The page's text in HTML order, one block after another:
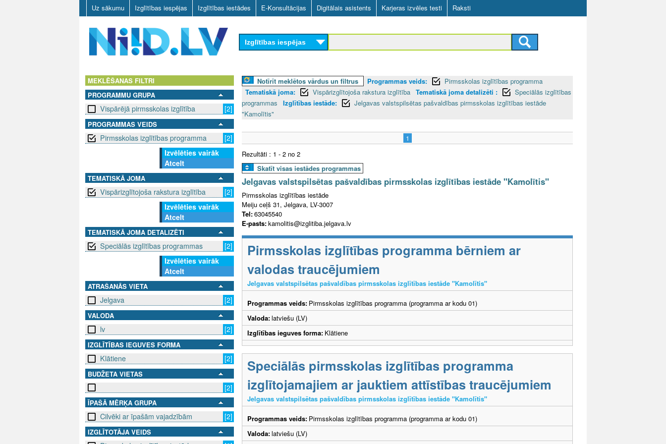
Skip
to
main
content
Uz sākumu Izglītības iespējas Izglītības iestādes E-Konsultācijas Digitālais asistents Karjeras izvēles testi Raksti
D
V
Izglītības iespējas
MEKLĒŠANAS FILTRI
PROGRAMMU GRUPA
Vispārējā pirmsskolas izglītība [2]
PROGRAMMAS VEIDS
Pirmsskolas izglītības programma
[2]
Izvēlēties vairāk
Atcelt
TEMATISKĀ JOMA
Vispārizglītojoša rakstura izglītība
[2]
Izvēlēties vairāk
Atcelt
TEMATISKĀ JOMA DETALIZĒTI
Speciālās izglītības programmas
[2]
Izvēlēties vairāk
Atcelt
ATRAŠANĀS VIETA
Jelgava [2]
VALODA
lv [2]
IZGLĪTĪBAS IEGUVES FORMA
Klātiene [2]
BUDŽETA VIETAS
[2]
ĪPAŠĀ MĒRĶA GRUPA
Cilvēki ar īpašām vajadzībām [2]
IZGLĪTOTĀJA VEIDS
Notīrīt meklētos vārdus un filtrus Programmas veids:
Pirmsskolas izglītības programma
Tematiskā joma:
Vispārizglītojoša rakstura izglītība Tematiskā joma detalizēti :
Speciālās izglītības
programmas
Izglītības iestāde:
Jelgavas valstspilsētas pašvaldības pirmsskolas izglītības iestāde
"Kamolītis"
1
Rezultāti : 1 - 2 no 2
Skatīt visas iestādes programmas
Jelgavas valstspilsētas pašvaldības pirmsskolas izglītības iestāde "Kamolītis"
Pirmsskolas izglītības iestāde
Meiju ceļš 31, Jelgava, LV-3007
Tel:63045540
E-pasts:kamolitis@izglitiba.jelgava.lv
Pirmsskolas izglītības programma bērniem ar
valodas traucējumiem
Jelgavas valstspilsētas pašvaldības pirmsskolas izglītības iestāde "Kamolītis"
Programmas veids: Pirmsskolas izglītības programma (programma ar kodu 01)
Valoda:latviešu (LV)
Izglītības ieguves forma: Klātiene
Speciālās pirmsskolas izglītības programma
izglītojamajiem ar jauktiem attīstības traucējumiem
Jelgavas valstspilsētas pašvaldības pirmsskolas izglītības iestāde "Kamolītis"
Programmas veids: Pirmsskolas izglītības programma (programma ar kodu 01)
Valoda:latviešu (LV)